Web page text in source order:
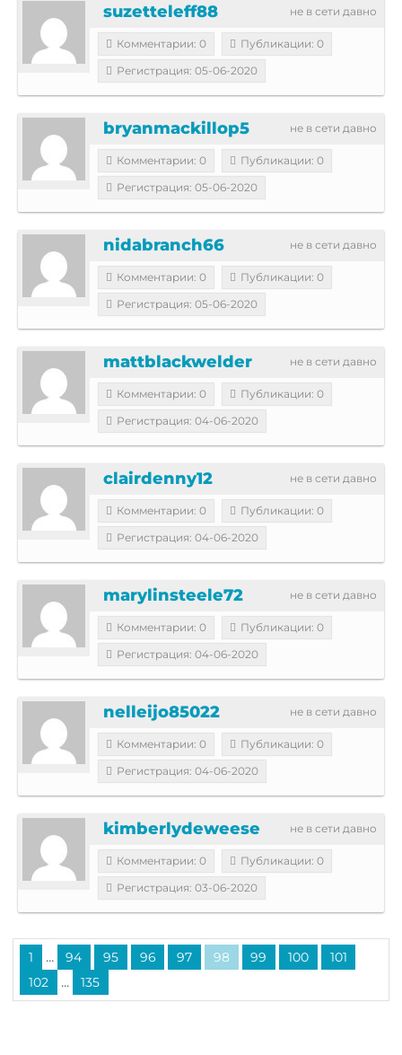
не в сети давно
suzetteleff88
Комментарии: 0
Публикации: 0
Регистрация: 05-06-2020
не в сети давно
bryanmackillop5
Комментарии: 0
Публикации: 0
Регистрация: 05-06-2020
не в сети давно
nidabranch66
Комментарии: 0
Публикации: 0
Регистрация: 05-06-2020
не в сети давно
mattblackwelder
Комментарии: 0
Публикации: 0
Регистрация: 04-06-2020
не в сети давно
clairdenny12
Комментарии: 0
Публикации: 0
Регистрация: 04-06-2020
не в сети давно
marylinsteele72
Комментарии: 0
Публикации: 0
Регистрация: 04-06-2020
не в сети давно
nelleijo85022
Комментарии: 0
Публикации: 0
Регистрация: 04-06-2020
не в сети давно
kimberlydeweese
Комментарии: 0
Публикации: 0
Регистрация: 03-06-2020
1 ... 94 95 96 97 98 99 100
101
102
... 135